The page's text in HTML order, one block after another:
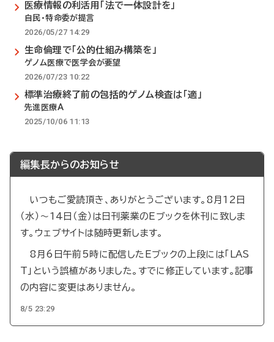
医療情報の利活用「法で一体設計を」
自民・特命委が提言
2026/05/27 14:29
生命倫理で「公的仕組み構築を」
ゲノム医療で医学会が要望
2026/07/23 10:22
標準治療終了前の包括的ゲノム検査は「適」
先進医療A
2025/10/06 11:13
編集長からのお知らせ
いつもご愛読頂き、ありがとうございます。8月12日
（水）～14日（金）は日刊薬業のEブックを休刊に致しま
す。ウェブサイトは随時更新します。
8月6日午前5時に配信したEブックの上段には「LAS
T」という誤植がありました。すでに修正しています。記事
の内容に変更はありません。
8/5 23:29